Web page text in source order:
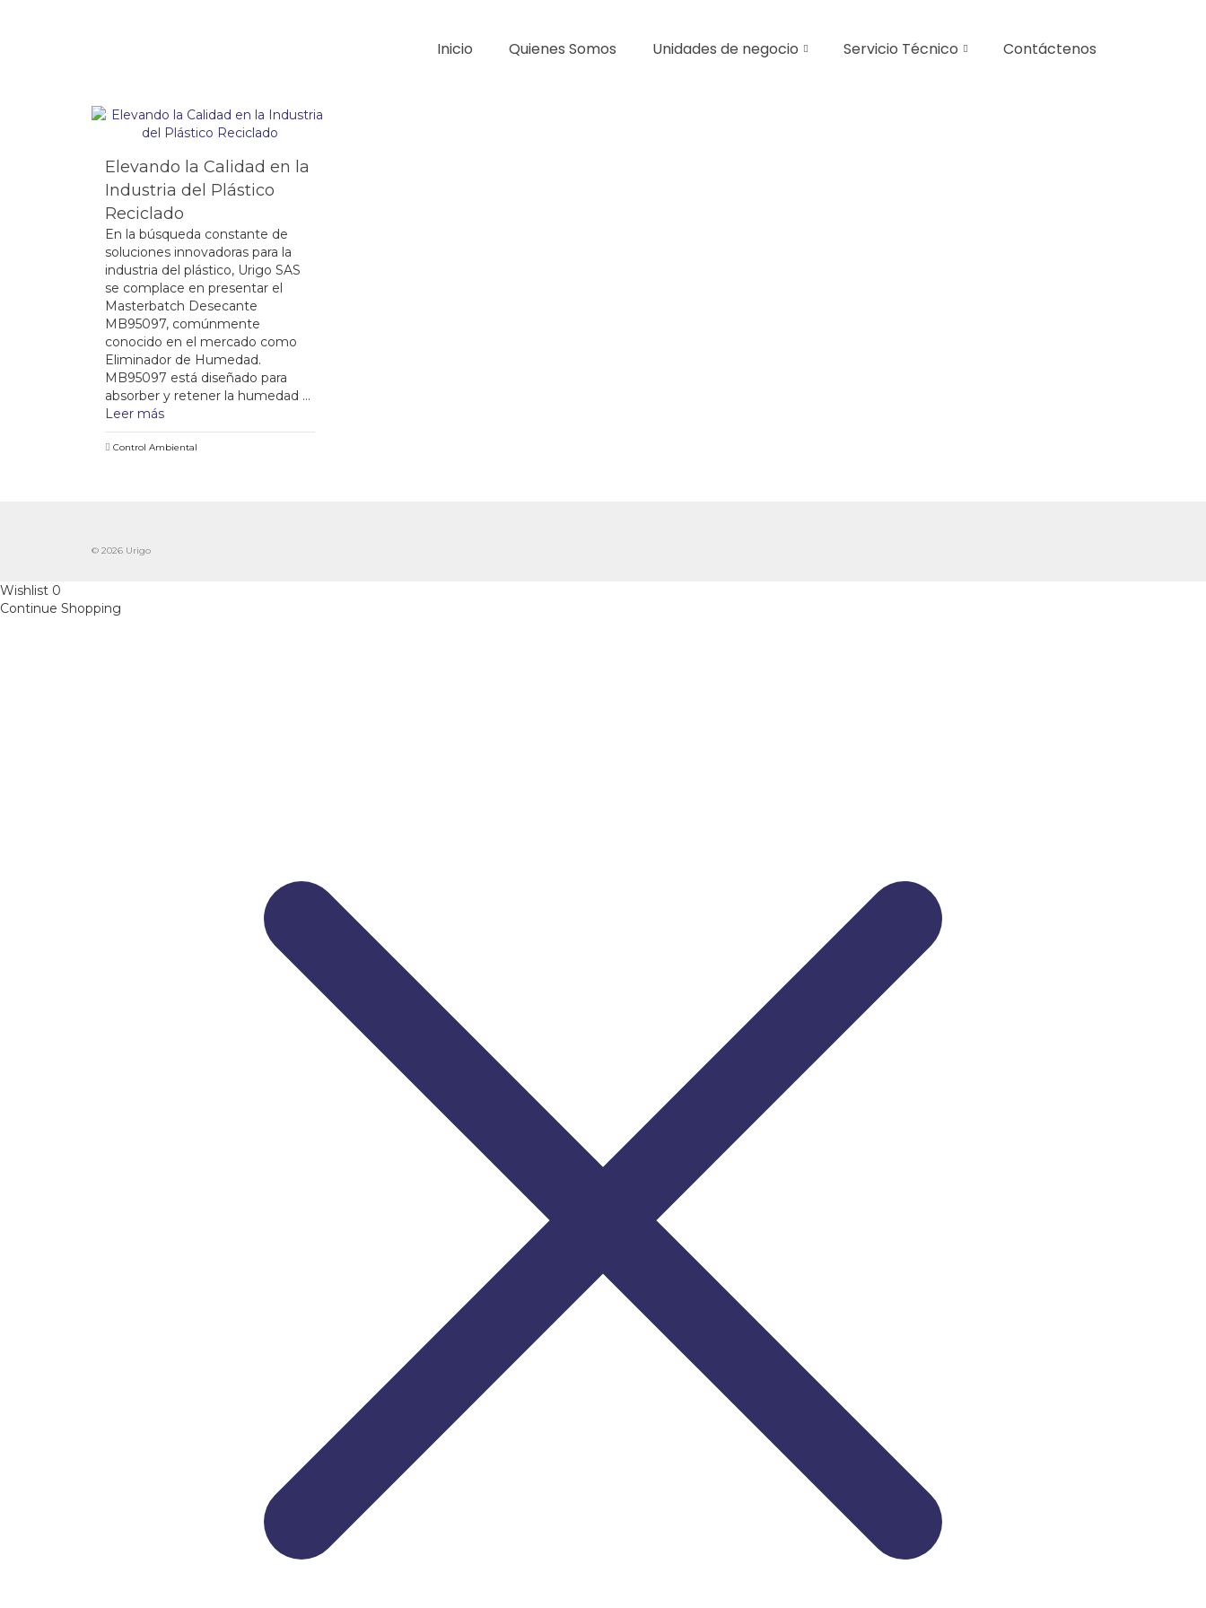
Inicio Quienes Somos Unidades de negocio Servicio Técnico Contáctenos
Elevando la Calidad en la
Industria del Plástico
Reciclado
En la búsqueda constante de
soluciones innovadoras para la
industria del plástico, Urigo SAS
se complace en presentar el
Masterbatch Desecante
MB95097, comúnmente
conocido en el mercado como
Eliminador de Humedad.
MB95097 está diseñado para
absorber y retener la humedad …
Leer más
Control Ambiental
© 2026 Urigo
Wishlist 0
Continue Shopping